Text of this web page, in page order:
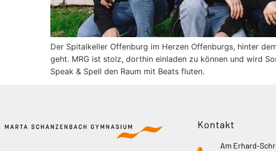
Der Spitalkeller Offenburg im Herzen Offenburgs, hinter
geht. MRG ist stolz, dorthin einladen zu können und wird
Speak & Spell den Raum mit Beats fluten.
Kontakt
Am Erhard-